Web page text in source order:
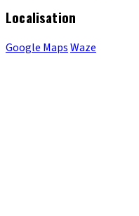
Localisation
Google MapsWaze